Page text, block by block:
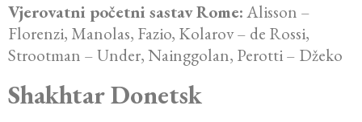
Vjerovatni početni sastav Rome:Alisson –
Florenzi, Manolas, Fazio, Kolarov – de Rossi,
Strootman – Under, Nainggolan, Perotti – Džeko
Shakhtar Donetsk